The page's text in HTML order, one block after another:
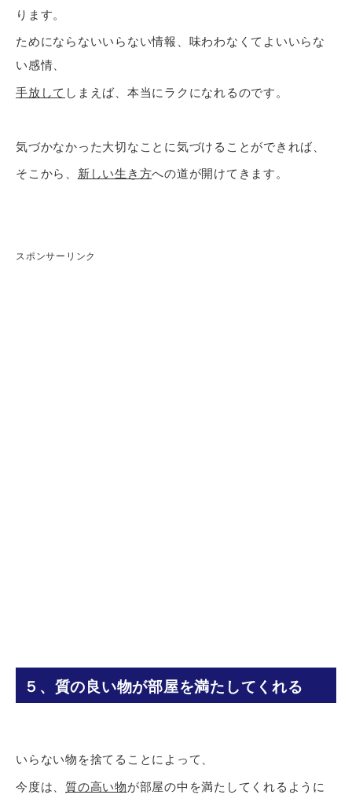
ります。
ためにならないいらない情報、味わわなくてよいいらな
い感情、
手放して しまえば、本当にラクになれるのです。
気づかなかった大切なことに気づけることができれば、
そこから、 新しい生き方への道が開けてきます。
スポンサーリンク
５、質の良い物が部屋を満たしてくれる
いらない物を捨てることによって、
今度は、 質の高い物が部屋の中を満たしてくれるように